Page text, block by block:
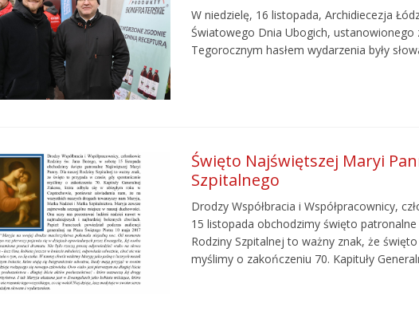
W niedzielę, 16 listopada, Archidiecezja
Światowego Dnia Ubogich, ustanowionego
Tegorocznym hasłem wydarzenia były
Święto Najświętszej Maryi
Szpitalnego
Drodzy Współbracia i Współpracownicy,
15 listopada obchodzimy święto
Rodziny Szpitalnej to ważny znak, że
myślimy o zakończeniu 70. Kapituły